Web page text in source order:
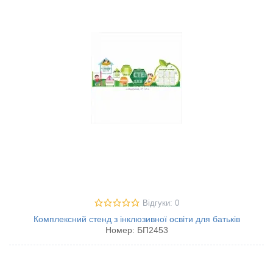
Відгуки: 0
Комплексний стенд з інклюзивної освіти для батьків
Номер: БП2453